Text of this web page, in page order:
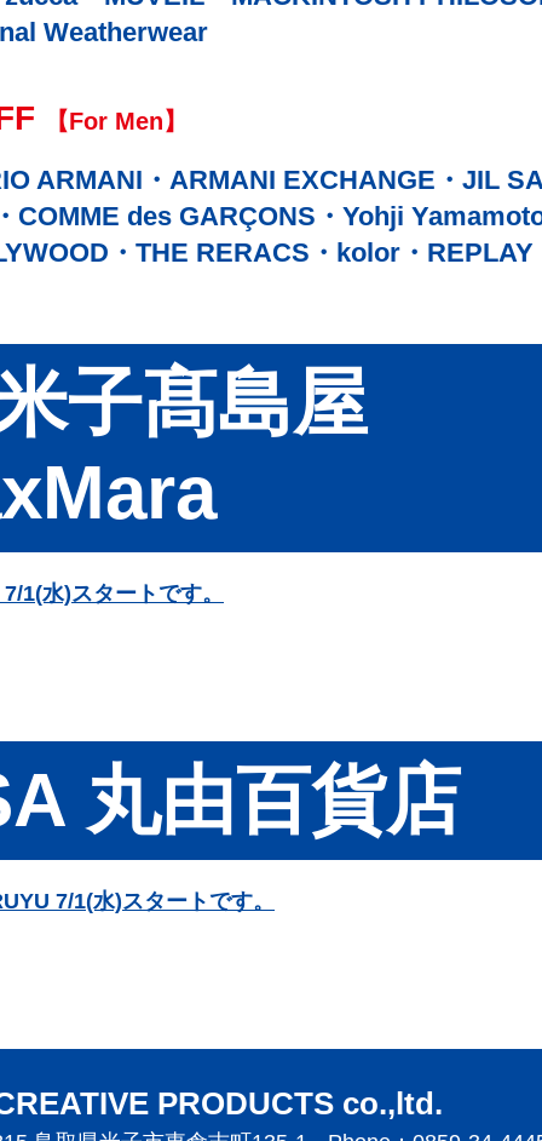
Weatherwear
【For Men】
ARMANI ARMANI EXCHANGE
JIL
COMME des GARÇONS
Yohji
THE RERACS kolor REPLAY
子髙島屋
1(水)スタートです。
丸由百貨店
7/1(水)スタートです。
PRODUCTS co.,ltd.